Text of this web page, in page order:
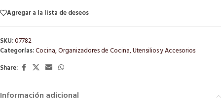
Agregar a la lista de deseos
SKU:07782
Categorías:Cocina,Organizadores de Cocina,Utensilios y Accesorios
Share:
Información adicional